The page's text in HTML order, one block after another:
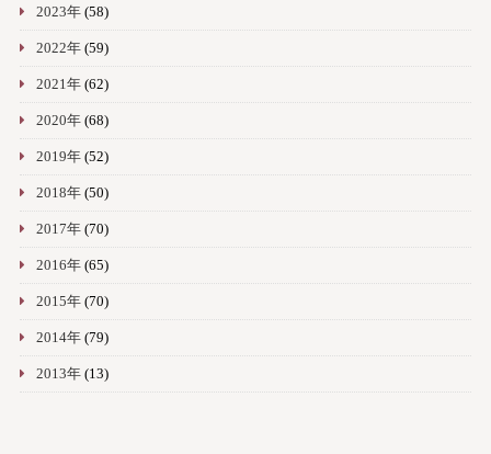
2023年(58)
2022年(59)
2021年(62)
2020年(68)
2019年(52)
2018年(50)
2017年(70)
2016年(65)
2015年(70)
2014年(79)
2013年(13)